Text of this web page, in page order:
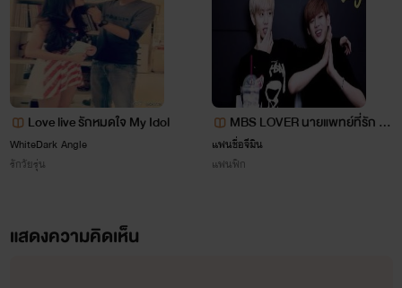
Love live รักหมดใจ My Idol
WhiteDark Angle
รักวัยรุ่น
MBS LOVER นายแพทย์ที่รัก M
ARKBAM ft. Got7
แฟนชื่อจีมิน
แฟนฟิก
แสดงความคิดเห็น